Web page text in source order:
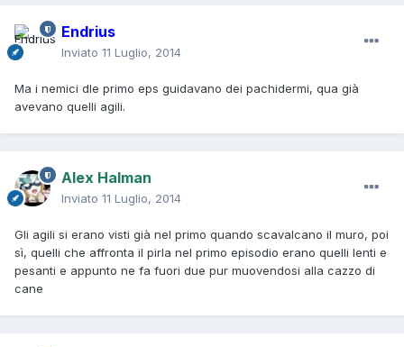
Endrius
Inviato 11 Luglio, 2014
Ma i nemici dle primo eps guidavano dei pachidermi, qua già
avevano quelli agili.
Alex Halman
Inviato 11 Luglio, 2014
Gli agili si erano visti già nel primo quando scavalcano il muro, poi
sì, quelli che affronta il pirla nel primo episodio erano quelli lenti e
pesanti e appunto ne fa fuori due pur muovendosi alla cazzo di
cane